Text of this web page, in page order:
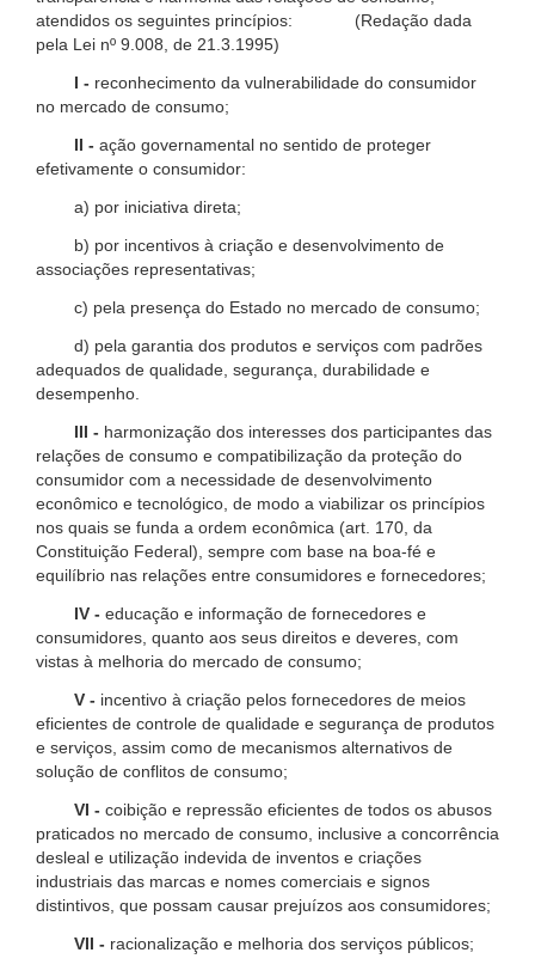
atendidos os seguintes princípios: (Redação dada
pela Lei nº 9.008, de 21.3.1995)
I - reconhecimento da vulnerabilidade do consumidor
no mercado de consumo;
II - ação governamental no sentido de proteger
efetivamente o consumidor:
a) por iniciativa direta;
b) por incentivos à criação e desenvolvimento de
associações representativas;
c) pela presença do Estado no mercado de consumo;
d) pela garantia dos produtos e serviços com padrões
adequados de qualidade, segurança, durabilidade e
desempenho.
III - harmonização dos interesses dos participantes das
relações de consumo e compatibilização da proteção do
consumidor com a necessidade de desenvolvimento
econômico e tecnológico, de modo a viabilizar os princípios
nos quais se funda a ordem econômica (art. 170, da
Constituição Federal), sempre com base na boa-fé e
equilíbrio nas relações entre consumidores e fornecedores;
IV - educação e informação de fornecedores e
consumidores, quanto aos seus direitos e deveres, com
vistas à melhoria do mercado de consumo;
V - incentivo à criação pelos fornecedores de meios
eficientes de controle de qualidade e segurança de produtos
e serviços, assim como de mecanismos alternativos de
solução de conflitos de consumo;
VI - coibição e repressão eficientes de todos os abusos
praticados no mercado de consumo, inclusive a concorrência
desleal e utilização indevida de inventos e criações
industriais das marcas e nomes comerciais e signos
distintivos, que possam causar prejuízos aos consumidores;
VII - racionalização e melhoria dos serviços públicos;